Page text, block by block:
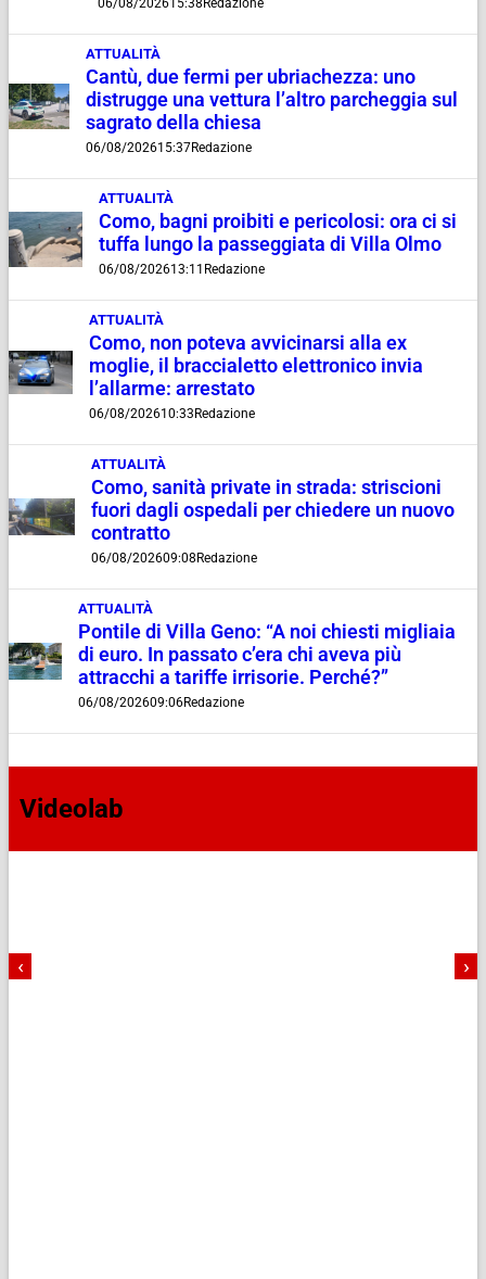
06/08/202615:38 Redazione
ATTUALITÀ
Cantù, due fermi per ubriachezza: uno
distrugge una vettura l’altro parcheggia sul
sagrato della chiesa
06/08/202615:37Redazione
ATTUALITÀ
Como, bagni proibiti e pericolosi: ora ci si
tuffa lungo la passeggiata di Villa Olmo
06/08/202613:11 Redazione
ATTUALITÀ
Como, non poteva avvicinarsi alla ex
moglie, il braccialetto elettronico invia
l’allarme: arrestato
06/08/202610:33 Redazione
ATTUALITÀ
Como, sanità private in strada: striscioni
fuori dagli ospedali per chiedere un nuovo
contratto
06/08/202609:08 Redazione
ATTUALITÀ
Pontile di Villa Geno: “A noi chiesti migliaia
di euro. In passato c’era chi aveva più
attracchi a tariffe irrisorie. Perché?”
06/08/202609:06Redazione
Videolab
‹ ›